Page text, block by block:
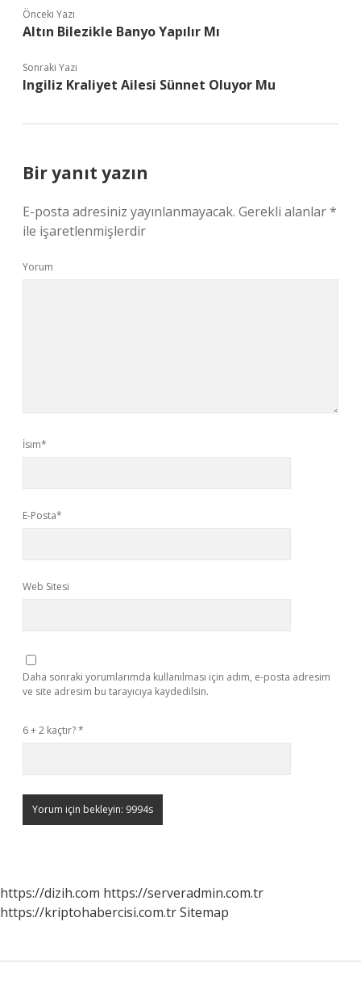
Önceki Yazı
Altın Bilezikle Banyo Yapılır Mı
Sonraki Yazı
Ingiliz Kraliyet Ailesi Sünnet Oluyor Mu
Bir yanıt yazın
E-posta adresiniz yayınlanmayacak. Gerekli alanlar*
ile işaretlenmişlerdir
Yorum
İsim*
E-Posta*
Web Sitesi
Daha sonraki yorumlarımda kullanılması için adım, e-posta adresim
ve site adresim bu tarayıcıya kaydedilsin.
6 + 2 kaçtır?*
https://dizih.com https://serveradmin.com.tr
https://kriptohabercisi.com.trSitemap